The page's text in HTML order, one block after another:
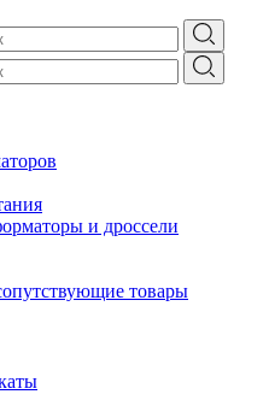
и дроссели
товары